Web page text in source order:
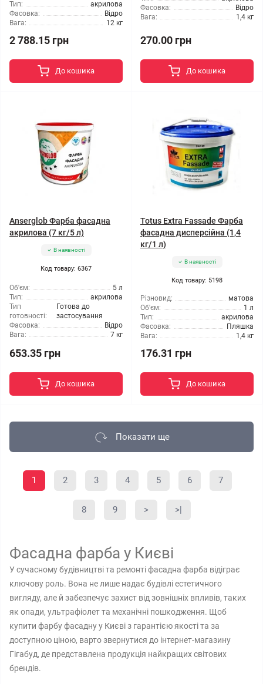
Тип:
акрилова
Фасовка:
Відро
Вага:
12 кг
2 788.15 грн
До кошика
Фасовка:
Відро
Вага:
1,4 кг
270.00 грн
До кошика
Anserglob Фарба фасадна
акрилова (7 кг/5 л)
В наявності
Код товару: 6367
Об'єм:
5 л
Тип:
акрилова
Тип
готовності:
Готова до
застосування
Фасовка:
Відро
Вага:
7 кг
653.35 грн
До кошика
Totus Extra Fassade Фарба
фасадна дисперсійна (1,4
кг/1 л)
В наявності
Код товару: 5198
Різновид:
матова
Об'єм:
1 л
Тип:
акрилова
Фасовка:
Пляшка
Вага:
1,4 кг
176.31 грн
До кошика
Показати ще
1 2 3 4 5 6 7
8 9 > >|
Фасадна фарба у Києві
У сучасному будівництві та ремонті фасадна фарба відіграє
ключову роль. Вона не лише надає будівлі естетичного
вигляду, але й забезпечує захист від зовнішніх впливів, таких
як опади, ультрафіолет та механічні пошкодження. Щоб
купити фарбу фасадну у Києві з гарантією якості та за
доступною ціною, варто звернутися до інтернет-магазину
Гігабуд, де представлена ​​продукція найкращих світових
брендів.